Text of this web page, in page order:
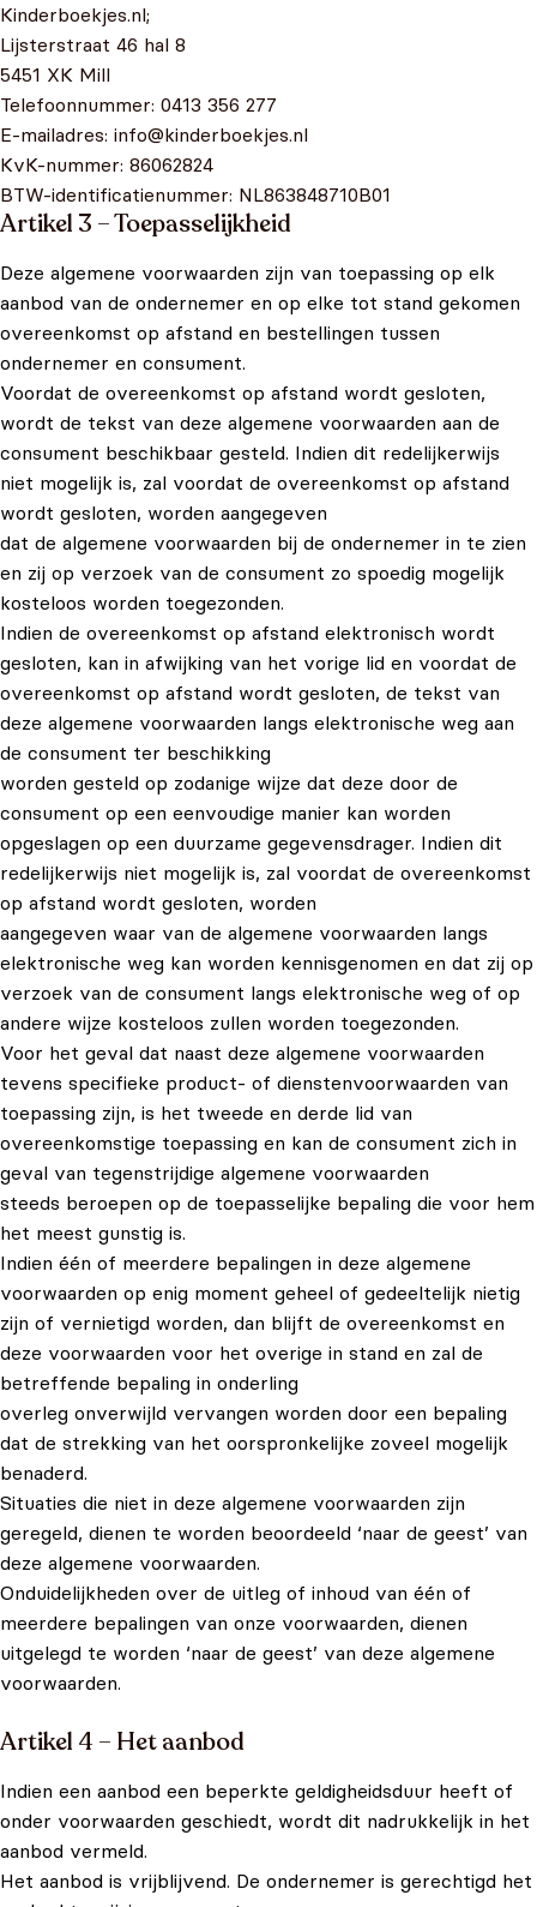
Kinderboekjes.nl;
Lijsterstraat 46 hal 8
5451 XK Mill
Telefoonnummer: 0413 356 277
E-mailadres: info@kinderboekjes.nl
KvK-nummer: 86062824
BTW-identificatienummer: NL863848710B01
Artikel 3 – Toepasselijkheid
Deze algemene voorwaarden zijn van toepassing op elk
aanbod van de ondernemer en op elke tot stand gekomen
overeenkomst op afstand en bestellingen tussen
ondernemer en consument.
Voordat de overeenkomst op afstand wordt gesloten,
wordt de tekst van deze algemene voorwaarden aan de
consument beschikbaar gesteld. Indien dit redelijkerwijs
niet mogelijk is, zal voordat de overeenkomst op afstand
wordt gesloten, worden aangegeven
dat de algemene voorwaarden bij de ondernemer in te zien
en zij op verzoek van de consument zo spoedig mogelijk
kosteloos worden toegezonden.
Indien de overeenkomst op afstand elektronisch wordt
gesloten, kan in afwijking van het vorige lid en voordat de
overeenkomst op afstand wordt gesloten, de tekst van
deze algemene voorwaarden langs elektronische weg aan
de consument ter beschikking
worden gesteld op zodanige wijze dat deze door de
consument op een eenvoudige manier kan worden
opgeslagen op een duurzame gegevensdrager. Indien dit
redelijkerwijs niet mogelijk is, zal voordat de overeenkomst
op afstand wordt gesloten, worden
aangegeven waar van de algemene voorwaarden langs
elektronische weg kan worden kennisgenomen en dat zij op
verzoek van de consument langs elektronische weg of op
andere wijze kosteloos zullen worden toegezonden.
Voor het geval dat naast deze algemene voorwaarden
tevens specifieke product- of dienstenvoorwaarden van
toepassing zijn, is het tweede en derde lid van
overeenkomstige toepassing en kan de consument zich in
geval van tegenstrijdige algemene voorwaarden
steeds beroepen op de toepasselijke bepaling die voor hem
het meest gunstig is.
Indien één of meerdere bepalingen in deze algemene
voorwaarden op enig moment geheel of gedeeltelijk nietig
zijn of vernietigd worden, dan blijft de overeenkomst en
deze voorwaarden voor het overige in stand en zal de
betreffende bepaling in onderling
overleg onverwijld vervangen worden door een bepaling
dat de strekking van het oorspronkelijke zoveel mogelijk
benaderd.
Situaties die niet in deze algemene voorwaarden zijn
geregeld, dienen te worden beoordeeld ‘naar de geest’ van
deze algemene voorwaarden.
Onduidelijkheden over de uitleg of inhoud van één of
meerdere bepalingen van onze voorwaarden, dienen
uitgelegd te worden ‘naar de geest’ van deze algemene
voorwaarden.
Artikel 4 – Het aanbod
Indien een aanbod een beperkte geldigheidsduur heeft of
onder voorwaarden geschiedt, wordt dit nadrukkelijk in het
aanbod vermeld.
Het aanbod is vrijblijvend. De ondernemer is gerechtigd het